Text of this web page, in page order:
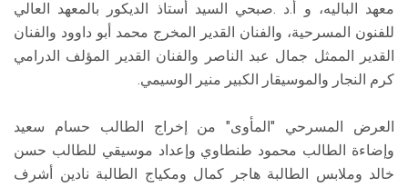
معهد الباليه، و أ.د .صبحي السيد أستاذ الديكور بالمعهد العالي
للفنون المسرحية، والفنان القدير المخرج محمد أبو داوود والفنان
القدير الممثل جمال عبد الناصر والفنان القدير المؤلف الدرامي
كرم النجار والموسيقار الكبير منير الوسيمي.
العرض المسرحي "المأوى" من إخراج الطالب حسام سعيد
وإضاءة الطالب محمود طنطاوي وإعداد موسيقي للطالب حسن
خالد وملابس الطالبة هاجر كمال ومكياج الطالبة نادين أشرف